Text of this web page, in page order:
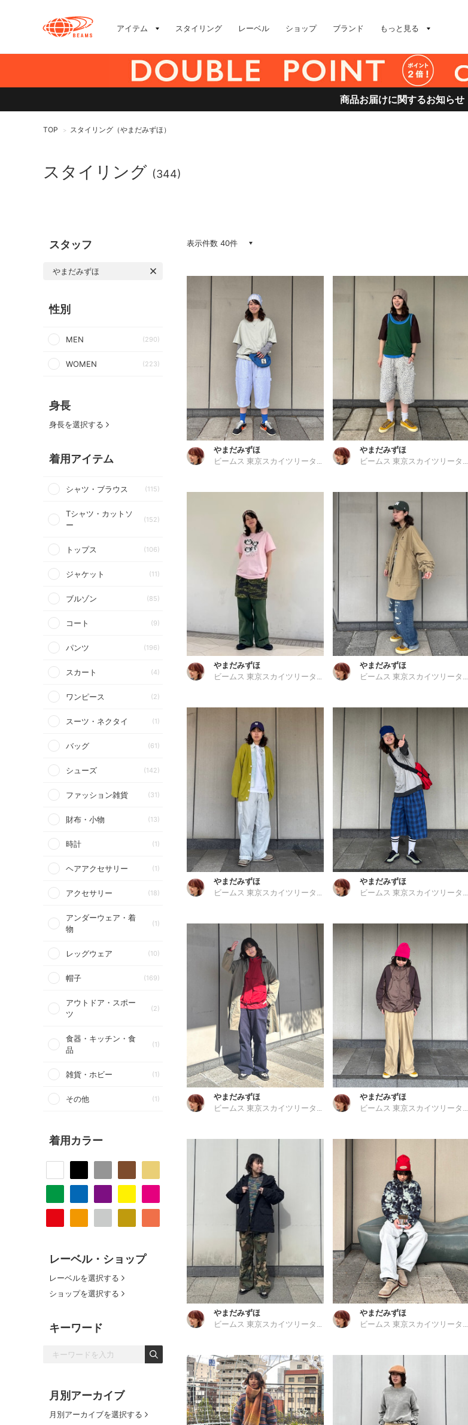
アイテム スタイリング レーベル ショップ ブランド もっと見る
商品お届けに関するお知らせ
TOP > スタイリング（やまだみずほ）
スタイリング (344)
スタッフ
やまだみずほ
性別
MEN (290)
WOMEN (223)
身長
身長を選択する
着用アイテム
シャツ・ブラウス (115)
Tシャツ・カットソ
ー
(152)
トップス (106)
ジャケット (11)
ブルゾン (85)
コート (9)
パンツ (196)
スカート (4)
ワンピース (2)
スーツ・ネクタイ (1)
バッグ (61)
シューズ (142)
ファッション雑貨 (31)
財布・小物 (13)
時計 (1)
ヘアアクセサリー (1)
アクセサリー (18)
アンダーウェア・着
物
(1)
レッグウェア (10)
帽子 (169)
アウトドア・スポー
ツ
(2)
食器・キッチン・食
品
(1)
雑貨・ホビー (1)
その他 (1)
着用カラー
レーベル・ショップ
レーベルを選択する
ショップを選択する
キーワード
月別アーカイブ
月別アーカイブを選択する
表示件数 40件
やまだみずほ やまだみずほ
やまだみずほ
ビームス 東京スカイツリータウン
やまだみずほ
ビームス 東京スカイツリータウン
やまだみずほ やまだみずほ
やまだみずほ
ビームス 東京スカイツリータウン
やまだみずほ
ビームス 東京スカイツリータウン
やまだみずほ やまだみずほ